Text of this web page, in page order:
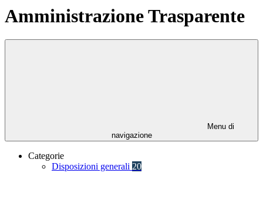
Amministrazione Trasparente
Menu di
navigazione
Categorie
Disposizioni generali 20